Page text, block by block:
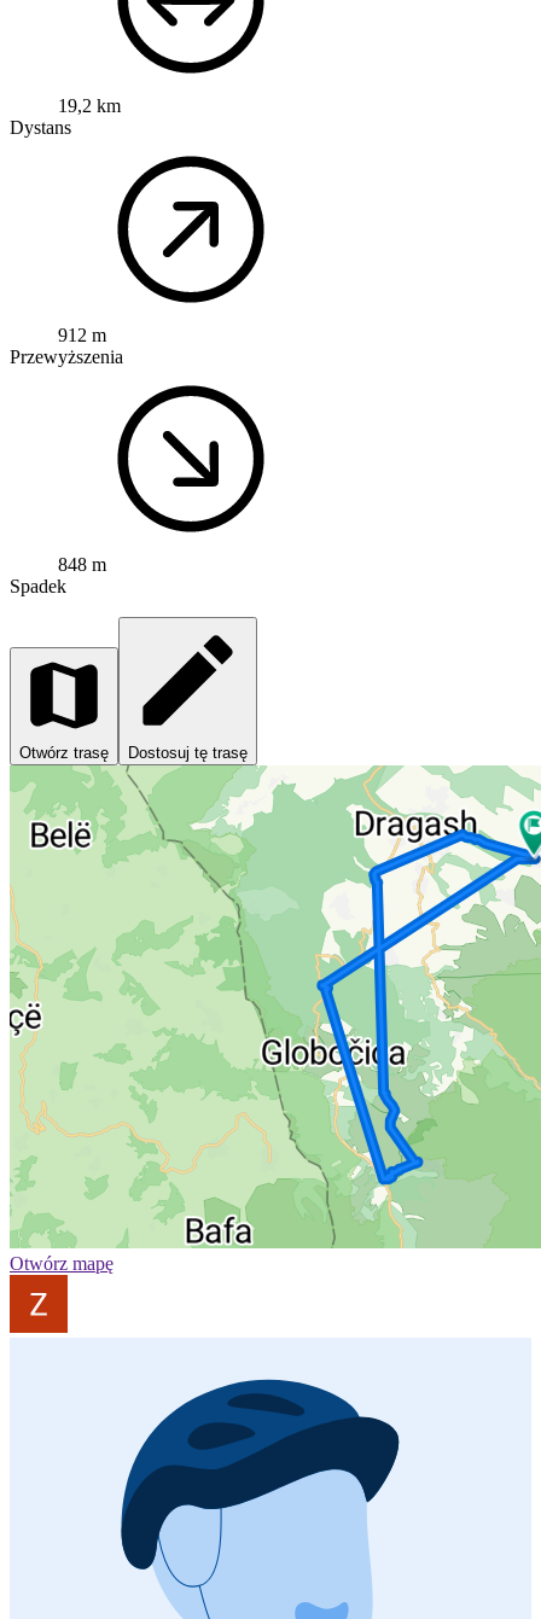
19,2 km
Dystans
912 m
Przewyższenia
848 m
Spadek
Otwórz trasę Dostosuj tę trasę
Otwórz mapę